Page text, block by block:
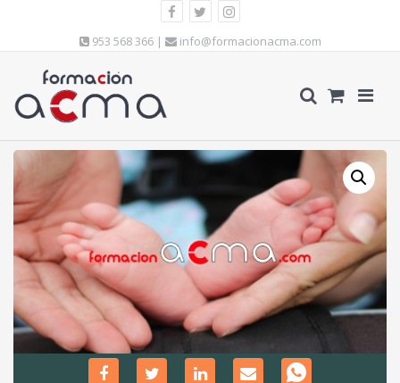
953 568 366 | info@formacionacma.com